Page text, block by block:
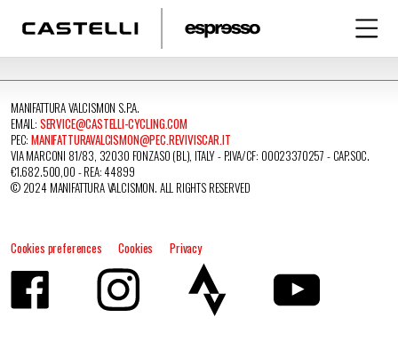
MANIFATTURA VALCISMON S.P.A.
EMAIL: SERVICE@CASTELLI-CYCLING.COM
PEC:MANIFATTURAVALCISMON@PEC.REVIVISCAR.IT
VIA MARCONI 81/83, 32030 FONZASO (BL), ITALY - P.IVA/CF: 00023370257 - CAP.SOC.
€1.682.500,00 - REA: 44899
© 2024 MANIFATTURA VALCISMON. ALL RIGHTS RESERVED
Cookies preferences Cookies Privacy